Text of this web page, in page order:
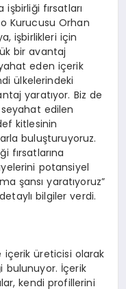
fırsatları
Kurucusu Orhan
işbirlikleri için
bir avantaj
eden içerik
ülkelerindeki
yaratıyor. Biz de
edilen
kitlesinin
buluşturuyoruz.
fırsatlarına
potansiyel
şansı yaratıyoruz”
bilgiler verdi.
içerik üreticisi olarak
bulunuyor. İçerik
kendi profillerini